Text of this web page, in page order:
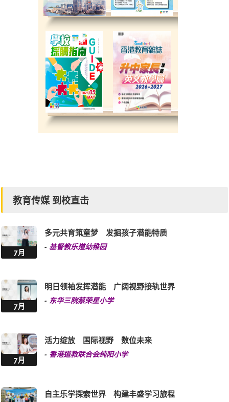
教育传媒 到校直击
7月
多元共育筑童梦 发掘孩子潜能特质
- 基督教乐道幼稚园
7月
明日领袖发挥潜能 广阔视野接轨世界
- 东华三院蔡荣星小学
7月
活力绽放 国际视野 数位未来
- 香港道教联合会纯阳小学
自主乐学探索世界 构建丰盛学习旅程